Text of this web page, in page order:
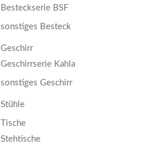
Besteckserie BSF
sonstiges Besteck
Geschirr
Geschirrserie Kahla
sonstiges Geschirr
Stühle
Tische
Stehtische